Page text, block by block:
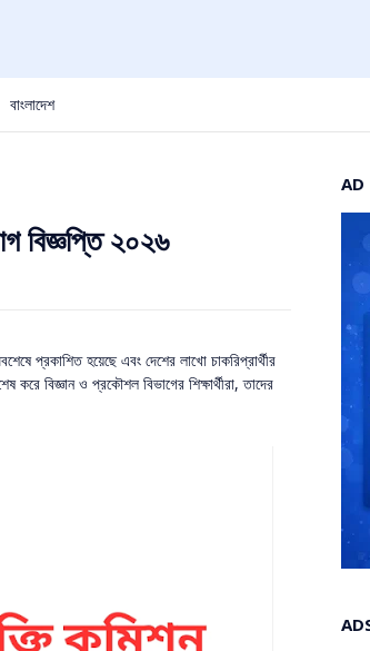
বাংলাদেশ
বিজ্ঞপ্তি ২০২৬
প্রকাশিত হয়েছে এবং দেশের লাখো চাকরিপ্রার্থীর
করে বিজ্ঞান ও প্রকৌশল বিভাগের শিক্ষার্থীরা, তাদের
AD